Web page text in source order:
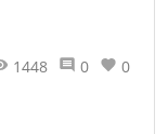
1448 0 0